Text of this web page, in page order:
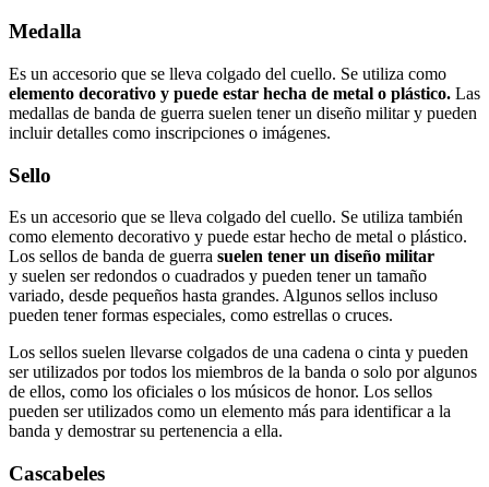
Medalla
Es un accesorio que se lleva colgado del cuello. Se utiliza como
elemento decorativo y puede estar hecha de metal o plástico. Las
medallas de banda de guerra suelen tener un diseño militar y pueden
incluir detalles como inscripciones o imágenes.
Sello
Es un accesorio que se lleva colgado del cuello. Se utiliza también
como elemento decorativo y puede estar hecho de metal o plástico.
Los sellos de banda de guerra suelen tener un diseño militar
y suelen ser redondos o cuadrados y pueden tener un tamaño
variado, desde pequeños hasta grandes. Algunos sellos incluso
pueden tener formas especiales, como estrellas o cruces.
Los sellos suelen llevarse colgados de una cadena o cinta y pueden
ser utilizados por todos los miembros de la banda o solo por algunos
de ellos, como los oficiales o los músicos de honor. Los sellos
pueden ser utilizados como un elemento más para identificar a la
banda y demostrar su pertenencia a ella.
Cascabeles